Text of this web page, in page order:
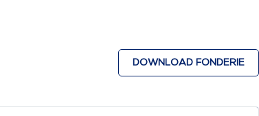
DOWNLOAD FONDERIE